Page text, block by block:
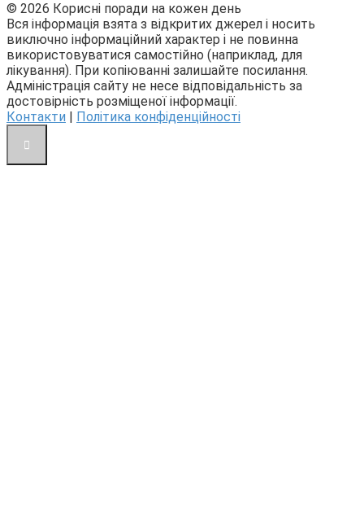
© 2026 Корисні поради на кожен день
Вся інформація взята з відкритих джерел і носить
виключно інформаційний характер і не повинна
використовуватися самостійно (наприклад, для
лікування). При копіюванні залишайте посилання.
Адміністрація сайту не несе відповідальність за
достовірність розміщеної інформації.
Контакти
Політика конфіденційності